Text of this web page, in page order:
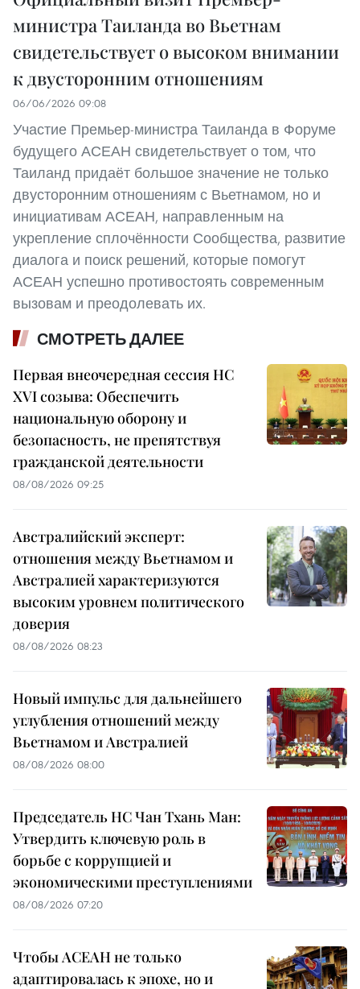
министра Таиланда во Вьетнам
свидетельствует о высоком внимании
к двусторонним отношениям
06/06/2026 09:08
Участие Премьер-министра Таиланда в Форуме
будущего АСЕАН свидетельствует о том, что
Таиланд придаёт большое значение не только
двусторонним отношениям с Вьетнамом, но и
инициативам АСЕАН, направленным на
укрепление сплочённости Сообщества, развитие
диалога и поиск решений, которые помогут
АСЕАН успешно противостоять современным
вызовам и преодолевать их.
СМОТРЕТЬ ДАЛЕЕ
Первая внеочередная сессия НС
XVI созыва: Обеспечить
национальную оборону и
безопасность, не препятствуя
гражданской деятельности
08/08/2026 09:25
Австралийский эксперт:
отношения между Вьетнамом и
Австралией характеризуются
высоким уровнем политического
доверия
08/08/2026 08:23
Новый импульс для дальнейшего
углубления отношений между
Вьетнамом и Австралией
08/08/2026 08:00
Председатель НС Чан Тхань Ман:
Утвердить ключевую роль в
борьбе с коррупцией и
экономическими преступлениями
08/08/2026 07:20
Чтобы АСЕАН не только
адаптировалась к эпохе, но и